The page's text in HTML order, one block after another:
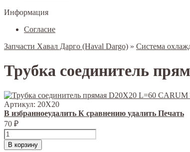
Информация
Согласие
Запчасти Хавал Дарго (Haval Dargo) » Система
Трубка соединитель
Артикул: 20X20
В избранноеудалить К сравнению удалить Печать
70 ₽
В корзину